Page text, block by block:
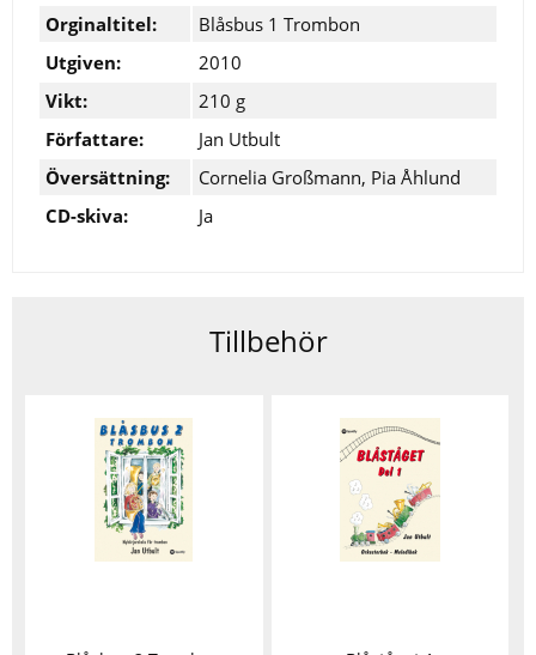
Orginaltitel:
Blåsbus 1 Trombon
Utgiven:
2010
Vikt:
210 g
Författare:
Jan Utbult
Översättning:
Cornelia Großmann, Pia Åhlund
CD-skiva:
Ja
Tillbehör